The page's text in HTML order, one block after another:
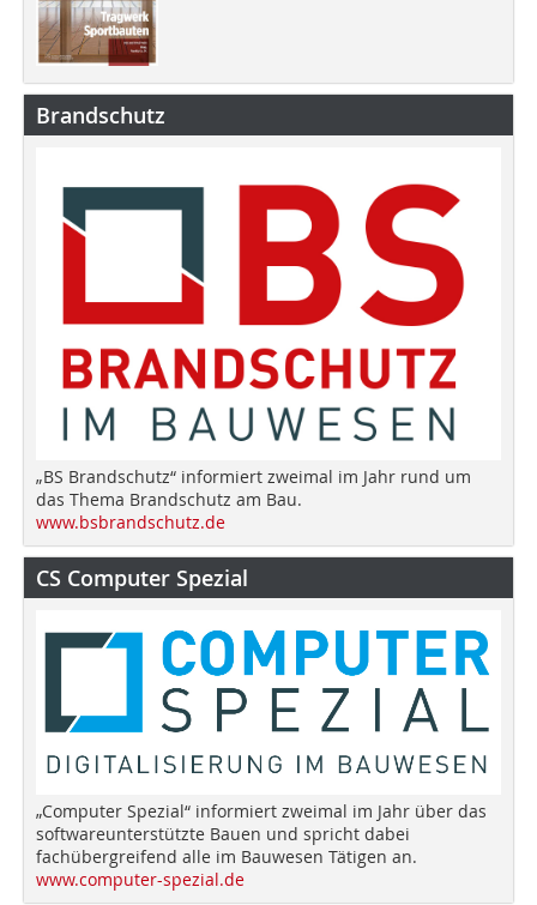
Brandschutz
„BS Brandschutz“ informiert zweimal im Jahr rund um
das Thema Brandschutz am Bau.
www.bsbrandschutz.de
CS Computer Spezial
„Computer Spezial“ informiert zweimal im Jahr über das
softwareunterstützte Bauen und spricht dabei
fachübergreifend alle im Bauwesen Tätigen an.
www.computer-spezial.de